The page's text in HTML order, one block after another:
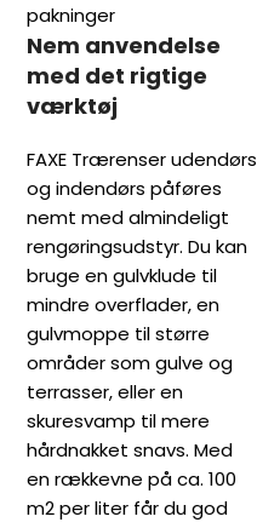
pakninger
Nem anvendelse
med det rigtige
værktøj
FAXE Trærenser udendørs
og indendørs påføres
nemt med almindeligt
rengøringsudstyr. Du kan
bruge en gulvklude til
mindre overflader, en
gulvmoppe til større
områder som gulve og
terrasser, eller en
skuresvamp til mere
hårdnakket snavs. Med
en rækkevne på ca. 100
m2 per liter får du god